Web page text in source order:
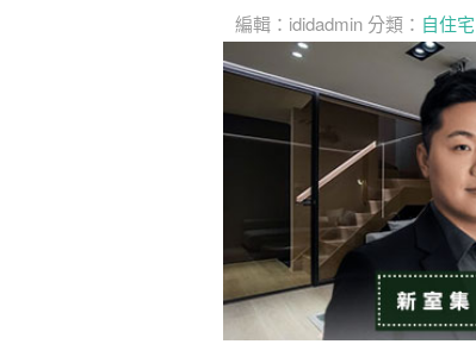
編輯： ididadmin 分類： 自住宅